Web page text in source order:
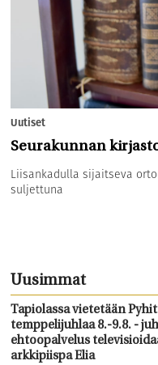
Uutiset
Seurakunnan
Liisankadulla sijaitseva
suljettuna
Uusimmat
Tapiolassa vietetään
temppelijuhlaa 8.-9.8. -
ehtoopalvelus
arkkipiispa Elia